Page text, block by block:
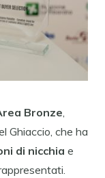
Bronze,
Ghiaccio, che ha
di nicchia e